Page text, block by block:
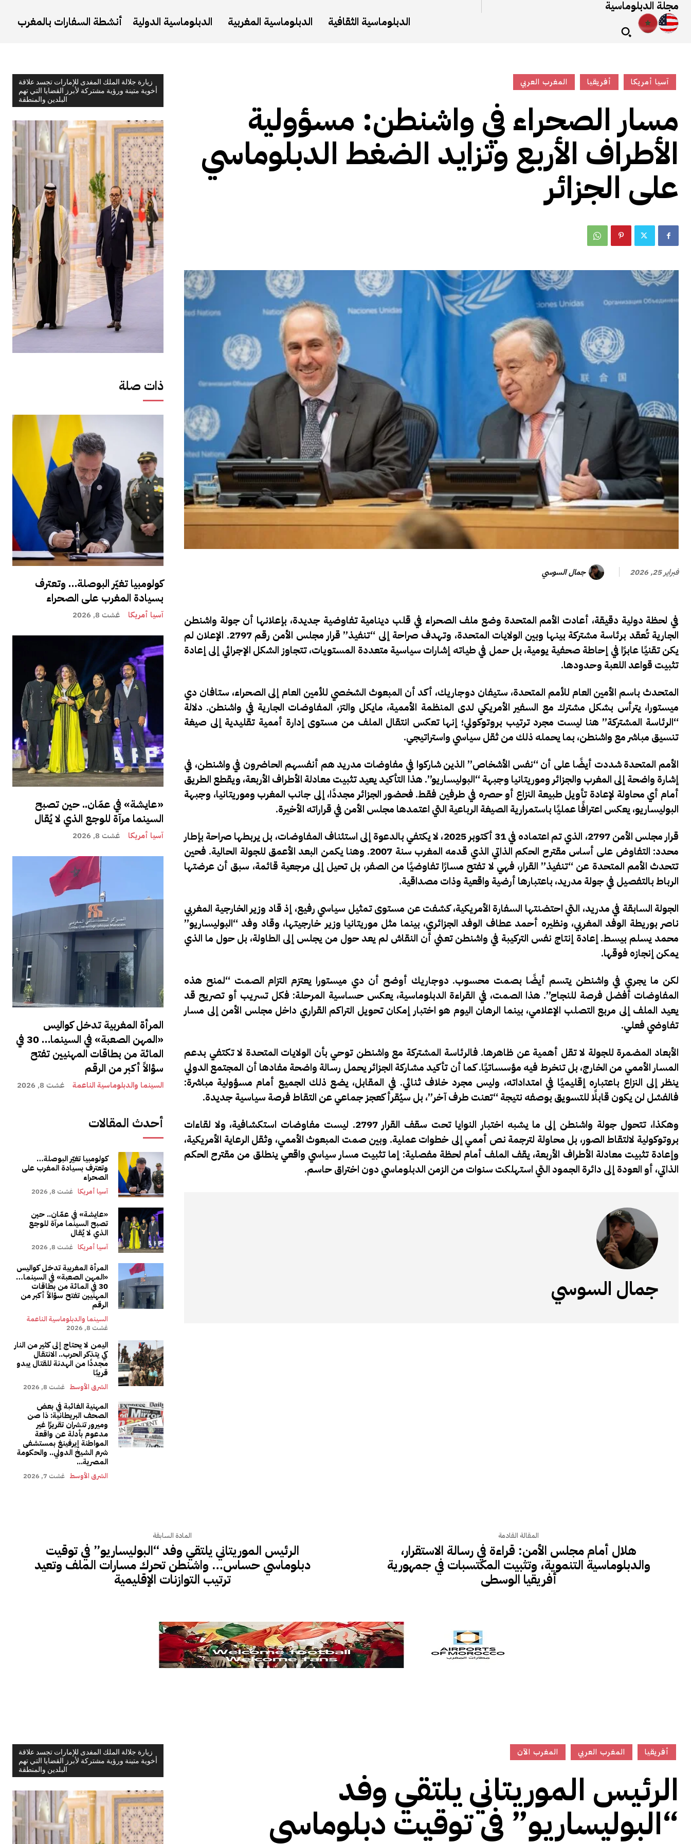
مجلة الدبلوماسية
الدبلوماسية الثقافية
الدبلوماسية المغربية الدبلوماسية الدولية أنشطة السفارات بالمغرب
زيارة جلالة الملك المفدى للإمارات تجسد علاقة
أخوية متينة ورؤية مشتركة لأبرز القضايا التي تهم
البلدين والمنطقة
ذات صلة
كولومبيا تغيّر البوصلة… وتعترف
بسيادة المغرب على الصحراء
آسيا أمريكا غشت 8, 2026
«عايشة» في عمّان.. حين تصبح
السينما مرآة للوجع الذي لا يُقال
آسيا أمريكا غشت 8, 2026
المرأة المغربية تدخل كواليس
«المهن الصعبة» في السينما… 30 في
المائة من بطاقات المهنيين تفتح
سؤالاً أكبر من الرقم
السينما والدبلوماسية الناعمة غشت 8, 2026
أحدث المقالات
كولومبيا تغيّر البوصلة…
وتعترف بسيادة المغرب على
الصحراء
آسيا أمريكا غشت 8, 2026
«عايشة» في عمّان.. حين
تصبح السينما مرآة للوجع
الذي لا يُقال
آسيا أمريكا غشت 8, 2026
المرأة المغربية تدخل كواليس
«المهن الصعبة» في السينما…
30 في المائة من بطاقات
المهنيين تفتح سؤالاً أكبر من
الرقم
السينما والدبلوماسية الناعمة
غشت 8, 2026
اليمن لا يحتاج إلى كثير من النار
كي يتذكر الحرب.. الانتقال
مجددًا من الهدنة للقتال يبدو
قريبًا
الشرق الأوسط غشت 8, 2026
المهنية الغائبة في بعض
الصحف البريطانية: ذا صن
وميرور تنشران تقريرًا غير
مدعوم بأدلة عن واقعة
المواطنة إيرفينغ بمستشفى
شرم الشيخ الدولي.. والحكومة
المصرية...
الشرق الأوسط غشت 7, 2026
آسيا أمريكا أفريقيا المغرب العربي
مسار الصحراء في واشنطن: مسؤولية
الأطراف الأربع وتزايد الضغط الدبلوماسي
على الجزائر
فبراير 25, 2026 جمال السوسي
في لحظة دولية دقيقة، أعادت الأمم المتحدة وضع ملف الصحراء في قلب دينامية تفاوضية جديدة، بإعلانها أن جولة واشنطن
الجارية تُعقد برئاسة مشتركة بينها وبين الولايات المتحدة، وتهدف صراحة إلى “تنفيذ” قرار مجلس الأمن رقم 2797. الإعلان لم
يكن تقنيًا عابرًا في إحاطة صحفية يومية، بل حمل في طياته إشارات سياسية متعددة المستويات، تتجاوز الشكل الإجرائي إلى إعادة
تثبيت قواعد اللعبة وحدودها.
المتحدث باسم الأمين العام للأمم المتحدة، ستيفان دوجاريك، أكد أن المبعوث الشخصي للأمين العام إلى الصحراء، ستافان دي
ميستورا، يترأس بشكل مشترك مع السفير الأمريكي لدى المنظمة الأممية، مايكل والتز، المفاوضات الجارية في واشنطن. دلالة
“الرئاسة المشتركة” هنا ليست مجرد ترتيب بروتوكولي؛ إنها تعكس انتقال الملف من مستوى إدارة أممية تقليدية إلى صيغة
تنسيق مباشر مع واشنطن، بما يحمله ذلك من ثقل سياسي واستراتيجي.
الأمم المتحدة شددت أيضًا على أن “نفس الأشخاص” الذين شاركوا في مفاوضات مدريد هم أنفسهم الحاضرون في واشنطن، في
إشارة واضحة إلى المغرب والجزائر وموريتانيا وجبهة “البوليساريو”. هذا التأكيد يعيد تثبيت معادلة الأطراف الأربعة، ويقطع الطريق
أمام أي محاولة لإعادة تأويل طبيعة النزاع أو حصره في طرفين فقط. فحضور الجزائر مجددًا، إلى جانب المغرب وموريتانيا، وجبهة
البوليساريو، يعكس اعترافًا عمليًا باستمرارية الصيغة الرباعية التي اعتمدها مجلس الأمن في قراراته الأخيرة.
قرار مجلس الأمن 2797، الذي تم اعتماده في 31 أكتوبر 2025، لا يكتفي بالدعوة إلى استئناف المفاوضات، بل يربطها صراحة بإطار
محدد: التفاوض على أساس مقترح الحكم الذاتي الذي قدمه المغرب سنة 2007. وهنا يكمن البعد الأعمق للجولة الحالية. فحين
تتحدث الأمم المتحدة عن “تنفيذ” القرار، فهي لا تفتح مسارًا تفاوضيًا من الصفر، بل تحيل إلى مرجعية قائمة، سبق أن عرضتها
الرباط بالتفصيل في جولة مدريد، باعتبارها أرضية واقعية وذات مصداقية.
الجولة السابقة في مدريد، التي احتضنتها السفارة الأمريكية، كشفت عن مستوى تمثيل سياسي رفيع، إذ قاد وزير الخارجية المغربي
ناصر بوريطة الوفد المغربي، ونظيره أحمد عطاف الوفد الجزائري، بينما مثل موريتانيا وزير خارجيتها، وقاد وفد “البوليساريو”
محمد يسلم بيسط. إعادة إنتاج نفس التركيبة في واشنطن تعني أن النقاش لم يعد حول من يجلس إلى الطاولة، بل حول ما الذي
يمكن إنجازه فوقها.
لكن ما يجري في واشنطن يتسم أيضًا بصمت محسوب. دوجاريك أوضح أن دي ميستورا يعتزم التزام الصمت “لمنح هذه
المفاوضات أفضل فرصة للنجاح”. هذا الصمت، في القراءة الدبلوماسية، يعكس حساسية المرحلة: فكل تسريب أو تصريح قد
يعيد الملف إلى مربع التصلب الإعلامي، بينما الرهان اليوم هو اختبار إمكان تحويل التراكم القراري داخل مجلس الأمن إلى مسار
تفاوضي فعلي.
الأبعاد المضمرة للجولة لا تقل أهمية عن ظاهرها. فالرئاسة المشتركة مع واشنطن توحي بأن الولايات المتحدة لا تكتفي بدعم
المسار الأممي من الخارج، بل تنخرط فيه مؤسساتيًا. كما أن تأكيد مشاركة الجزائر يحمل رسالة واضحة مفادها أن المجتمع الدولي
ينظر إلى النزاع باعتباره إقليميًا في امتداداته، وليس مجرد خلاف ثنائي. في المقابل، يضع ذلك الجميع أمام مسؤولية مباشرة:
فالفشل لن يكون قابلًا للتسويق بوصفه نتيجة “تعنت طرف آخر”، بل سيُقرأ كعجز جماعي عن التقاط فرصة سياسية جديدة.
وهكذا، تتحول جولة واشنطن إلى ما يشبه اختبار النوايا تحت سقف القرار 2797. ليست مفاوضات استكشافية، ولا لقاءات
بروتوكولية لالتقاط الصور، بل محاولة لترجمة نص أممي إلى خطوات عملية. وبين صمت المبعوث الأممي، وثقل الرعاية الأمريكية،
وإعادة تثبيت معادلة الأطراف الأربعة، يقف الملف أمام لحظة مفصلية: إما تثبيت مسار سياسي واقعي ينطلق من مقترح الحكم
الذاتي، أو العودة إلى دائرة الجمود التي استهلكت سنوات من الزمن الدبلوماسي دون اختراق حاسم.
جمال السوسي
المادة السابقة
الرئيس الموريتاني يلتقي وفد “البوليساريو” في توقيت
دبلوماسي حساس… واشنطن تحرك مسارات الملف وتعيد
ترتيب التوازنات الإقليمية
المقالة القادمة
هلال أمام مجلس الأمن: قراءة في رسالة الاستقرار،
والدبلوماسية التنموية، وتثبيت المكتسبات في جمهورية
أفريقيا الوسطى